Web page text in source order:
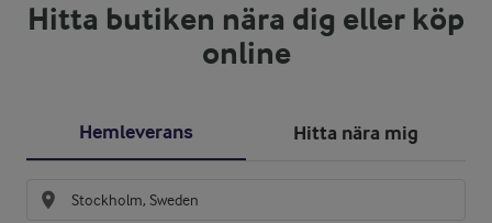
Hitta butiken nära dig eller köp
online
Hemleverans Hitta nära mig